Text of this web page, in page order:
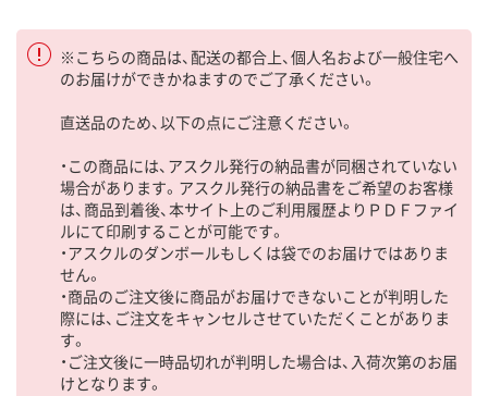
※こちらの商品は、配送の都合上、個人名および一般住宅へ
のお届けができかねますのでご了承ください。
直送品のため、以下の点にご注意ください。
・この商品には、アスクル発行の納品書が同梱されていない
場合があります。アスクル発行の納品書をご希望のお客様
は、商品到着後、本サイト上のご利用履歴よりＰＤＦファイ
ルにて印刷することが可能です。
・アスクルのダンボールもしくは袋でのお届けではありま
せん。
・商品のご注文後に商品がお届けできないことが判明した
際には、ご注文をキャンセルさせていただくことがありま
す。
・ご注文後に一時品切れが判明した場合は、入荷次第のお届
けとなります。